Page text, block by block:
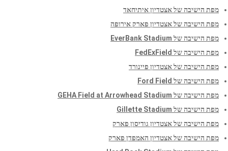
מפת הישיבה של אצטדיון איתיחאד
מפת הישיבה של אצטדיון פארק אירופה
מפת הישיבה של EverBank Stadium
מפת הישיבה של FedExField
מפת הישיבה של אצטדיון פיינורד
מפת הישיבה של Ford Field
מפת הישיבה של GEHA Field at Arrowhead Stadium
מפת הישיבה של Gillette Stadium
מפת הישיבה של אצטדיון גודיסון פארק
מפת הישיבה של אצטדיון האמפדן פארק